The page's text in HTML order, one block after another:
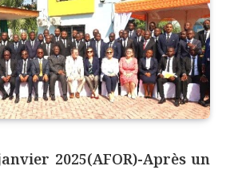
2025(AFOR)-Après un